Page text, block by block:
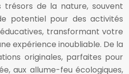
de la nature, souvent
potentiel pour des activités
transformant votre
expérience inoubliable. De la
originales, parfaites pour
aux allume-feu écologiques,